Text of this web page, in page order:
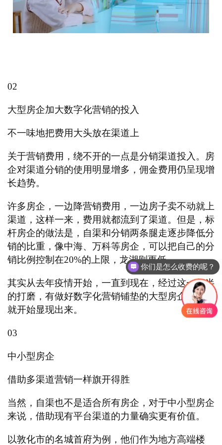
02
大型房企加大数字化营销的投入
不一味地把费用大头放在渠道上
关于营销费用，绕不开的一点是分销渠道投入。房
企对渠道分销的使用明显增多，佣金费用仍呈现增
长趋势。
许多房企，一边降营销费用，一边房子卖不动就上
渠道，这样一来，费用就都流到了渠道。但是，标
杆房企的做法是，自渠和分销两条腿走逐步降低分
销的比重，像中海、万科等房企，可以把自己的分
销比例控制在20%的上限，龙湖则更低。
其实从去年疫情开始，一直到现在，经过这一年半
的打磨，有做好数字化营销铺垫的大型房企，优势
就开始显现出来。
03
中小型房企
借助多渠道营销一样旗开得胜
当然，自渠也不是适合所有房企，对于中小型房企
来说，借助现有平台渠道的力量确实更有价值。
以敦化市的名城首府为例，他们作为地方高端楼
你们是怎么收费的呢？